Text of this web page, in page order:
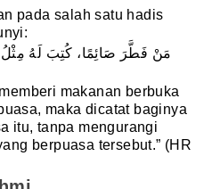
pada salah satu hadis
مَنْ فَطَّرَ صَائِمًا، كُتِبَ لَهُ مِثْلُ
makanan berbuka
maka dicatat baginya
itu, tanpa mengurangi
berpuasa tersebut.” (HR